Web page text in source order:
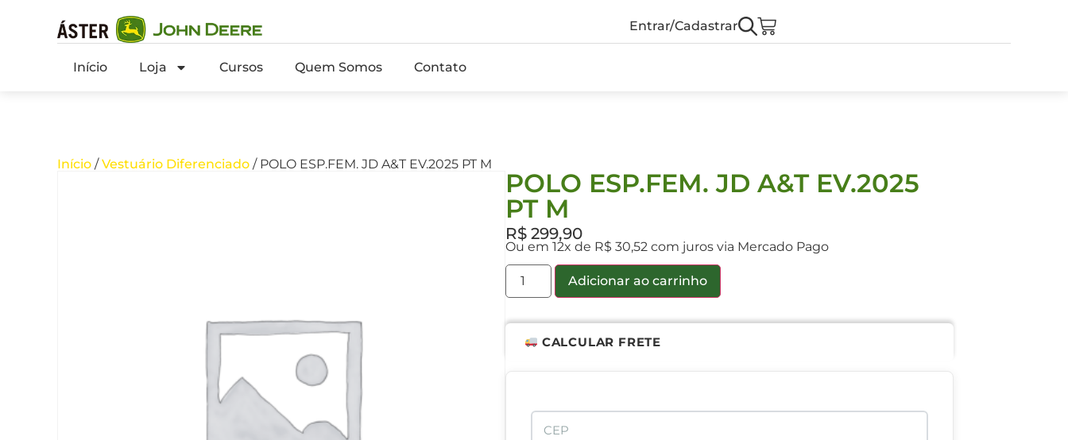
Entrar/Cadastrar
Início Loja Cursos Quem Somos Contato
Início /Vestuário Diferenciado / POLO ESP.FEM. JD A&T EV.2025 PT M
POLO ESP.FEM. JD A&T EV.2025
PT M
R$ 299,90
Ou em 12x de R$ 30,52 com juros via Mercado Pago
Adicionar ao carrinho
CALCULAR FRETE